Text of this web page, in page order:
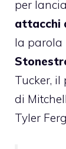
per
attacchi
la parola
Tucker,
di
Tyler